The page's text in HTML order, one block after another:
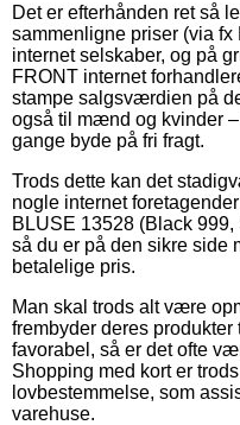
Det er efterhånden ret så
sammenligne priser (via
internet selskaber, og på
FRONT internet
stampe salgsværdien på
også til mænd og kvinder
gange byde på fri fragt.
Trods dette kan det
nogle internet
BLUSE 13528 (Black
så du er på den sikre side
betalelige pris.
Man skal trods alt være
frembyder deres
favorabel, så er det ofte
Shopping med kort er
lovbestemmelse, som
varehuse.